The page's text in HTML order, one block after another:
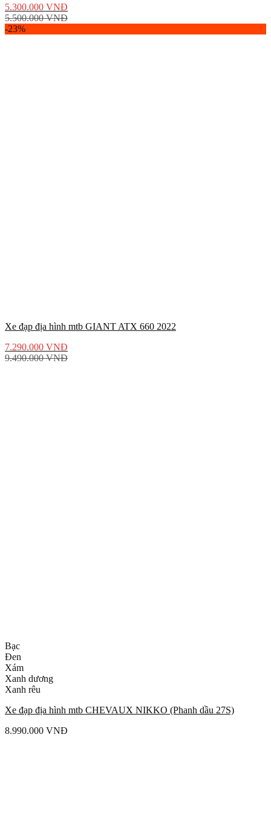
5.300.000 VNĐ
5.500.000VNĐ
-23%
Xe đạp địa hình mtb GIANT ATX 660 2022
7.290.000 VNĐ
9.490.000VNĐ
Bạc
Đen
Xám
Xanh dương
Xanh rêu
Xe đạp địa hình mtb CHEVAUX NIKKO (Phanh dầu 27S)
8.990.000 VNĐ